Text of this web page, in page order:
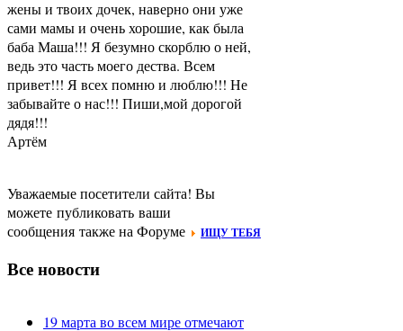
жены и твоих дочек, наверно они уже
сами мамы и очень хорошие, как была
баба Маша!!! Я безумно скорблю о ней,
ведь это часть моего дества. Всем
привет!!! Я всех помню и люблю!!! Не
забывайте о нас!!! Пиши,мой дорогой
дядя!!!
Артём
Уважаемые посетители сайта! Вы
можете публиковать ваши
сообщения также на Форуме
ИЩУ ТЕБЯ
Все новости
19 марта во всем мире отмечают